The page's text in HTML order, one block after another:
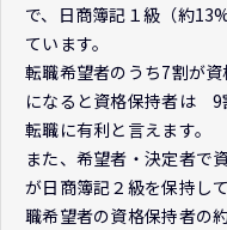
で、日商簿記１級（約
ています。
転職希望者のうち7割が
になると資格保持者は 9
転職に有利と言えます。
また、希望者・決定者で
が日商簿記２級を保持し
職希望者の資格保持者の